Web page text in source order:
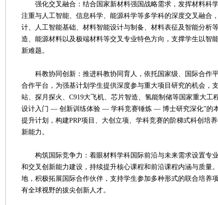
强化交叉融合：结合国家新材料强国战略需求，发挥材料科
注重与人工智能、信息科学、能源科学等多学科的深度交叉融合
计、人工智能基础、材料智能设计与制备、材料表征及智能分析
造、能源材料以及极端材料等交叉专业特色方向，支撑学生以智
新难题。
科教协同创新：推进科教协同育人，依托国家级、国际合作
合作平台，为强基计划学生提供深度参与重大项目研究的机会，
站、探月探火、C919大飞机、芯片智造、氢能制储等国家重大工
设计入门 — 创新训练体验 — 学科竞赛锤炼 — 博士研究深化”的
提升计划，构建PRP项目、大创立项、学科竞赛的阶梯式科创培
新能力。
构筑国际竞争力：着眼材料学科国际前沿与未来需求设置专
和交叉创新能力建设，持续提升核心课程和前沿课程内涵与质量
地，积极拓展国际合作伙伴，支持学生参加多种形式的联合培养
有全球视野的拔尖创新人才。